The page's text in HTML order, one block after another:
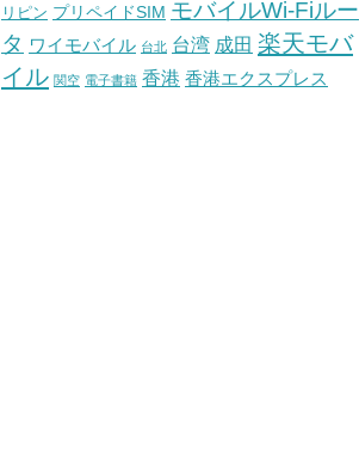
リピン プリペイドSIM モバイルWi-Fiルー
タ ワイモバイル 台北 台湾 成田 楽天モバ
イル 関空 電子書籍 香港 香港エクスプレス